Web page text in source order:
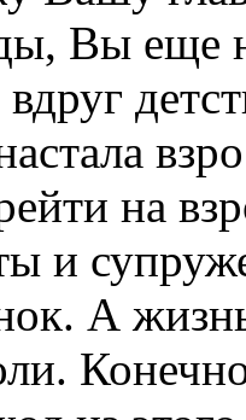
Вы еще
на
и
А